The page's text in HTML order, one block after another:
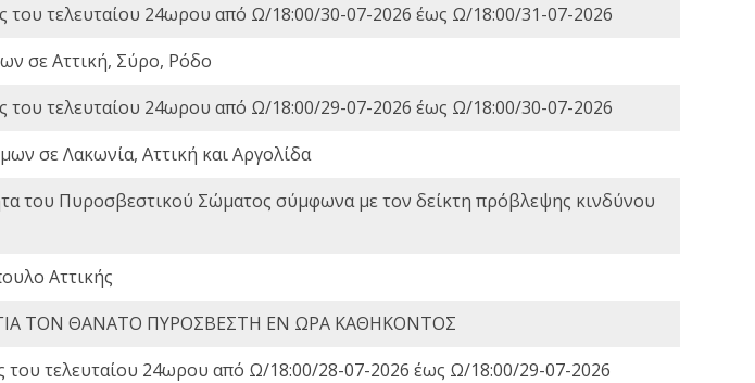
του τελευταίου 24ωρου από Ω/18:00/30-07-2026 έως Ω/18:00/31-07-2026
σε Αττική, Σύρο, Ρόδο
του τελευταίου 24ωρου από Ω/18:00/29-07-2026 έως Ω/18:00/30-07-2026
σε Λακωνία, Αττική και Αργολίδα
του Πυροσβεστικού Σώματος σύμφωνα με τον δείκτη πρόβλεψης κινδύνου
Αττικής
ΤΟΝ ΘΑΝΑΤΟ ΠΥΡΟΣΒΕΣΤΗ ΕΝ ΩΡΑ ΚΑΘΗΚΟΝΤΟΣ
του τελευταίου 24ωρου από Ω/18:00/28-07-2026 έως Ω/18:00/29-07-2026